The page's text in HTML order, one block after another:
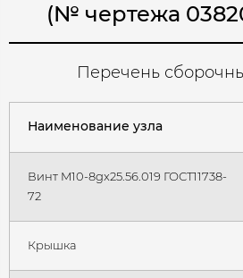
(№ чертежа
Перечень
Наименование узла
Винт M10-8gx25.56.019 ГОСТ11738-
72
Крышка